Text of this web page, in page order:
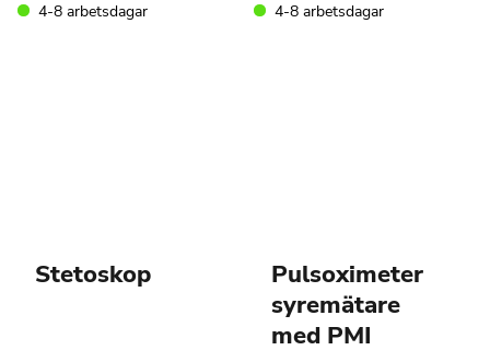
4-8 arbetsdagar
Stetoskop
4-8 arbetsdagar
Pulsoximeter
syremätare
med PMI